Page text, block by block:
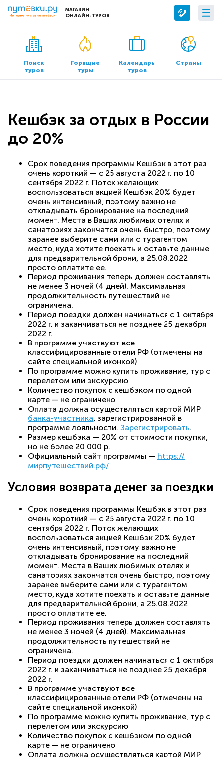
МАГАЗИН
ОНЛАЙН-ТУРОВ
Сервисы
Бронирование отелей
Трансфер
О компании
О нас
Контакты
Офисы продаж
Поиск
туров
Горящие
туры
Календарь
туров
Страны
Кешбэк за отдых в России
до 20%
Срок поведения программы Кешбэк в этот раз
очень короткий — с 25 августа 2022 г. по 10
сентября 2022 г. Поток желающих
воспользоваться акцией Кешбэк 20% будет
очень интенсивный, поэтому важно не
откладывать бронирование на последний
момент. Места в Ваших любимых отелях и
санаториях закончатся очень быстро, поэтому
заранее выберите сами или с турагентом
место, куда хотите поехать и оставьте данные
для предварительной брони, а 25.08.2022
просто оплатите ее.
Период проживания теперь должен составлять
не менее 3 ночей (4 дней). Максимальная
продолжительность путешествий не
ограничена.
Период поездки должен начинаться с 1 октября
2022 г. и заканчиваться не позднее 25 декабря
2022 г.
В программе участвуют все
классифицированные отели РФ (отмечены на
сайте специальной иконкой)
По программе можно купить проживание, тур с
перелетом или экскурсию
Количество покупок с кешбэком по одной
карте — не ограничено
Оплата должна осуществляться картой МИР
банка-участника, зарегистрированной в
программе лояльности. Зарегистрировать.
Размер кешбэка — 20% от стоимости покупки,
но не более 20 000 р.
Официальный сайт программы — https://
мирпутешествий.рф/
Условия возврата денег за поездки
Срок поведения программы Кешбэк в этот раз
очень короткий — с 25 августа 2022 г. по 10
сентября 2022 г. Поток желающих
воспользоваться акцией Кешбэк 20% будет
очень интенсивный, поэтому важно не
откладывать бронирование на последний
момент. Места в Ваших любимых отелях и
санаториях закончатся очень быстро, поэтому
заранее выберите сами или с турагентом
место, куда хотите поехать и оставьте данные
для предварительной брони, а 25.08.2022
просто оплатите ее.
Период проживания теперь должен составлять
не менее 3 ночей (4 дней). Максимальная
продолжительность путешествий не
ограничена.
Период поездки должен начинаться с 1 октября
2022 г. и заканчиваться не позднее 25 декабря
2022 г.
В программе участвуют все
классифицированные отели РФ (отмечены на
сайте специальной иконкой)
По программе можно купить проживание, тур с
перелетом или экскурсию
Количество покупок с кешбэком по одной
карте — не ограничено
Оплата должна осуществляться картой МИР